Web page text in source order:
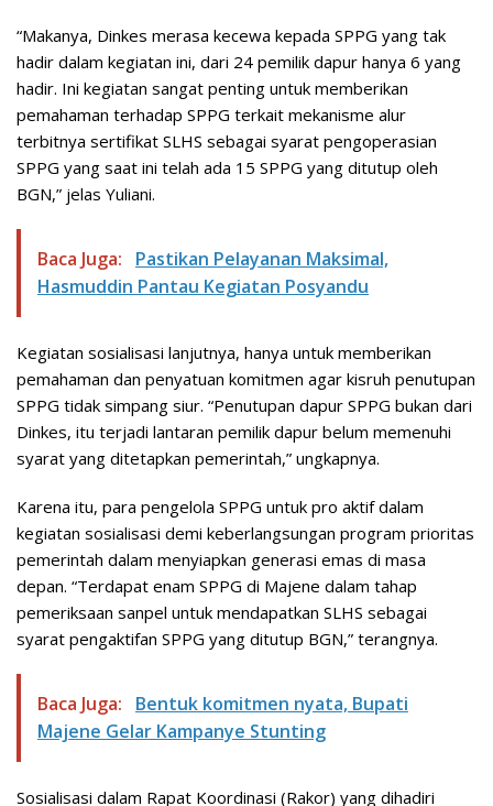
“Makanya, Dinkes merasa kecewa kepada SPPG yang tak
hadir dalam kegiatan ini, dari 24 pemilik dapur hanya 6 yang
hadir. Ini kegiatan sangat penting untuk memberikan
pemahaman terhadap SPPG terkait mekanisme alur
terbitnya sertifikat SLHS sebagai syarat pengoperasian
SPPG yang saat ini telah ada 15 SPPG yang ditutup oleh
BGN,” jelas Yuliani.
Baca Juga:
Pastikan Pelayanan Maksimal,
Hasmuddin Pantau Kegiatan Posyandu
Kegiatan sosialisasi lanjutnya, hanya untuk memberikan
pemahaman dan penyatuan komitmen agar kisruh penutupan
SPPG tidak simpang siur. “Penutupan dapur SPPG bukan dari
Dinkes, itu terjadi lantaran pemilik dapur belum memenuhi
syarat yang ditetapkan pemerintah,” ungkapnya.
Karena itu, para pengelola SPPG untuk pro aktif dalam
kegiatan sosialisasi demi keberlangsungan program prioritas
pemerintah dalam menyiapkan generasi emas di masa
depan. “Terdapat enam SPPG di Majene dalam tahap
pemeriksaan sanpel untuk mendapatkan SLHS sebagai
syarat pengaktifan SPPG yang ditutup BGN,” terangnya.
Baca Juga:
Bentuk komitmen nyata, Bupati
Majene Gelar Kampanye Stunting
Sosialisasi dalam Rapat Koordinasi (Rakor) yang dihadiri